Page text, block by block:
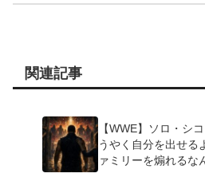
関連記事
【WWE】ソロ・シ
うやく自分を出せる
ァミリーを煽れるな